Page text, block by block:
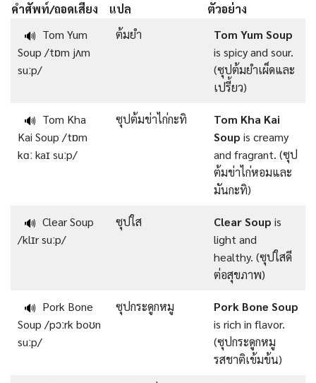
คำศัพท์/ถอดเสียง แปล
ตัวอย่าง
🔊 Tom Yum
Soup /tɒm jʌm
suːp/
ต้มยำ
Tom Yum Soup
is spicy and sour.
(ซุปต้มยำเผ็ดและ
เปรี้ยว)
🔊 Tom Kha
Kai Soup /tɒm
kɑː kaɪ suːp/
ซุปต้มข่าไก่กะทิ
Tom Kha Kai
Soup is creamy
and fragrant. (ซุป
ต้มข่าไก่หอมและ
มันกะทิ)
🔊 Clear Soup
/klɪr suːp/
ซุปใส Clear Soup is
light and
healthy. (ซุปใสดี
ต่อสุขภาพ)
🔊 Pork Bone
Soup /pɔːrk boʊn
suːp/
ซุปกระดูกหมู
Pork Bone Soup
is rich in flavor.
(ซุปกระดูกหมู
รสชาติเข้มข้น)